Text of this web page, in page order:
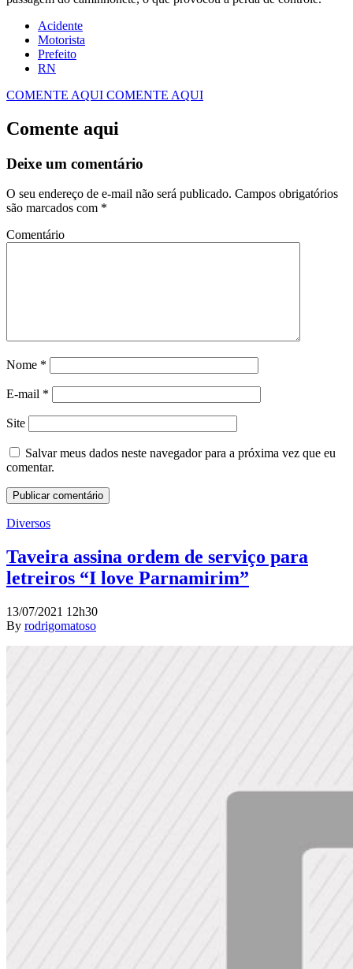
Acidente
Motorista
Prefeito
RN
COMENTE AQUI COMENTE AQUI
Comente aqui
Deixe um comentário
O seu endereço de e-mail não será publicado. Campos obrigatórios
são marcados com *
Comentário
Nome *
E-mail *
Site
Salvar meus dados neste navegador para a próxima vez que eu
comentar.
Diversos
Taveira assina ordem de serviço para
letreiros “I love Parnamirim”
13/07/2021 12h30
By rodrigomatoso